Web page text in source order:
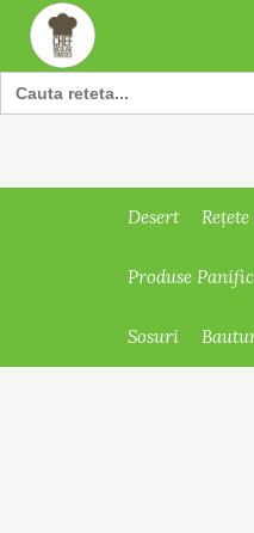
Search
for:
Desert
Produse
Sosuri